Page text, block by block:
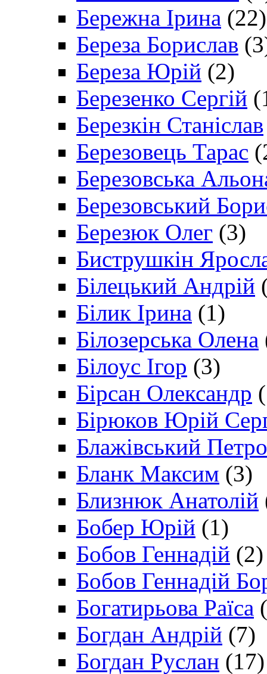
Бережна Ірина (22)
Береза Борислав
Береза Юрій (2)
Березенко Сергій
Березкін Станіслав
Березовець Тарас
Березовська
Березовський
Березюк Олег (3)
Биструшкін
Білецький Андрій
Білик Ірина (1)
Білозерська Олена
Білоус Ігор (3)
Бірсан Олександр
Бірюков Юрій
Блажівський Петро
Бланк Максим (3)
Близнюк Анатолій
Бобер Юрій (1)
Бобов Геннадій (2)
Бобов Геннадій
Богатирьова Раїса
Богдан Андрій (7)
Богдан Руслан (17)